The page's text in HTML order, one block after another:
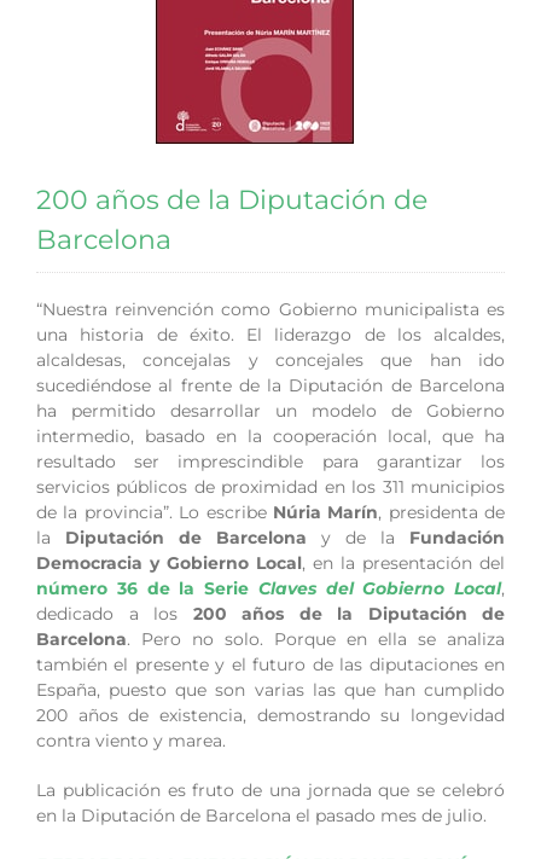
200 años de la Diputación de
Barcelona
“Nuestra reinvención como Gobierno municipalista es
una historia de éxito. El liderazgo de los alcaldes,
alcaldesas, concejalas y concejales que han ido
sucediéndose al frente de la Diputación de Barcelona
ha permitido desarrollar un modelo de Gobierno
intermedio, basado en la cooperación local, que ha
resultado ser imprescindible para garantizar los
servicios públicos de proximidad en los 311 municipios
de la provincia”. Lo escribe Núria Marín, presidenta de
la Diputación de Barcelona y de la Fundación
Democracia y Gobierno Local, en la presentación del
número 36 de la Serie Claves del Gobierno Local,
dedicado a los 200 años de la Diputación de
Barcelona. Pero no solo. Porque en ella se analiza
también el presente y el futuro de las diputaciones en
España, puesto que son varias las que han cumplido
200 años de existencia, demostrando su longevidad
contra viento y marea.
La publicación es fruto de una jornada que se celebró
en la Diputación de Barcelona el pasado mes de julio.